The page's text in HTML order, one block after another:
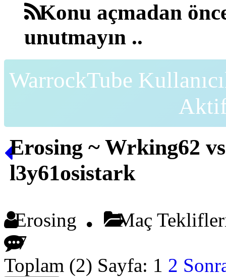
Konu açmadan
unutmayın ..
WarrockTube
Erosing ~ Wrking62
l3y61osistark
Erosing
Maç
7
Toplam (2) Sayfa: 1 2